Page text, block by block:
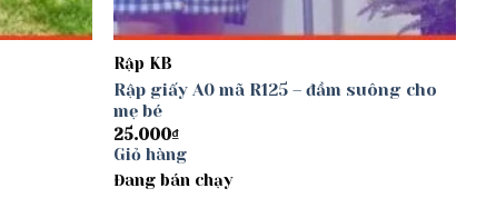
Rập KB
Rập giấy A0 mã R125 – đầm suông cho
mẹ bé
25.000₫
Giỏ hàng
Đang bán chạy